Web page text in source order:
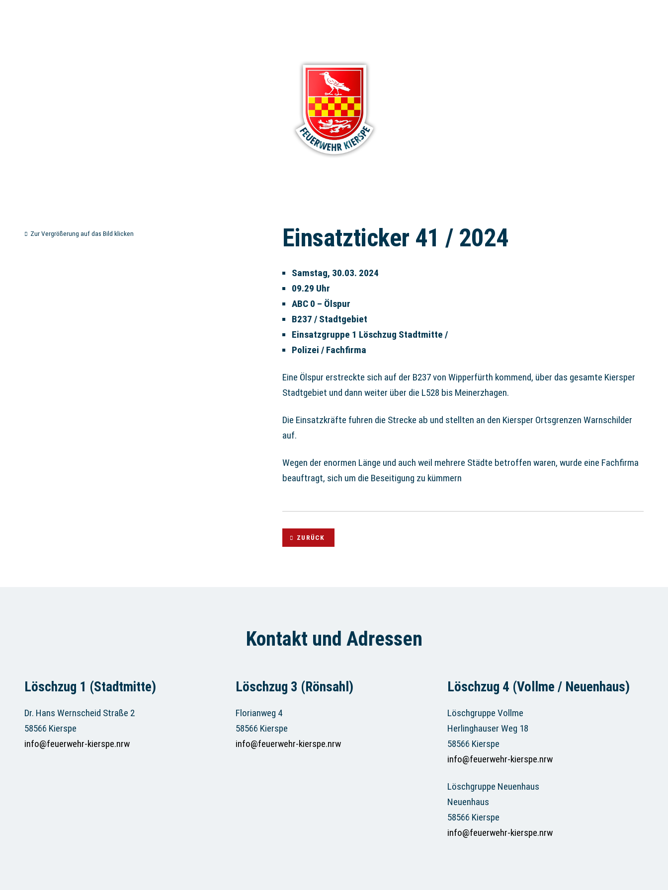
Zur Vergrößerung auf das Bild klicken Einsatzticker 41 / 2024
Samstag, 30.03. 2024
09.29 Uhr
ABC 0 – Ölspur
B237 / Stadtgebiet
Einsatzgruppe 1 Löschzug Stadtmitte /
Polizei / Fachfirma
Eine Ölspur erstreckte sich auf der B237 von Wipperfürth kommend, über das gesamte Kiersper
Stadtgebiet und dann weiter über die L528 bis Meinerzhagen.
Die Einsatzkräfte fuhren die Strecke ab und stellten an den Kiersper Ortsgrenzen Warnschilder
auf.
Wegen der enormen Länge und auch weil mehrere Städte betroffen waren, wurde eine Fachfirma
beauftragt, sich um die Beseitigung zu kümmern
ZURÜCK
Kontakt und Adressen
Löschzug 1 (Stadtmitte)
Dr. Hans Wernscheid Straße 2
58566 Kierspe
info@feuerwehr-kierspe.nrw
Löschzug 3 (Rönsahl)
Florianweg 4
58566 Kierspe
info@feuerwehr-kierspe.nrw
Löschzug 4 (Vollme / Neuenhaus)
Löschgruppe Vollme
Herlinghauser Weg 18
58566 Kierspe
info@feuerwehr-kierspe.nrw
Löschgruppe Neuenhaus
Neuenhaus
58566 Kierspe
info@feuerwehr-kierspe.nrw